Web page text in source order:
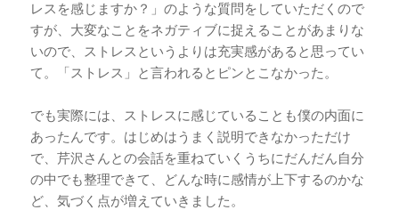
レスを感じますか？」のような質問をしていただくので
すが、大変なことをネガティブに捉えることがあまりな
いので、ストレスというよりは充実感があると思ってい
て。「ストレス」と言われるとピンとこなかった。
でも実際には、ストレスに感じていることも僕の内面に
あったんです。はじめはうまく説明できなかっただけ
で、芹沢さんとの会話を重ねていくうちにだんだん自分
の中でも整理できて、どんな時に感情が上下するのかな
ど、気づく点が増えていきました。